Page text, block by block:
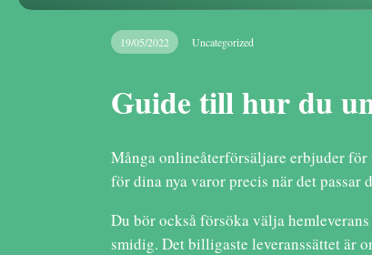
19/05/2022 Uncategorized
Guide till hur du
Många onlineåterförsäljare erbjuder för
för dina nya varor precis när det passar
Du bör också försöka välja
smidig. Det billigaste leveranssättet är